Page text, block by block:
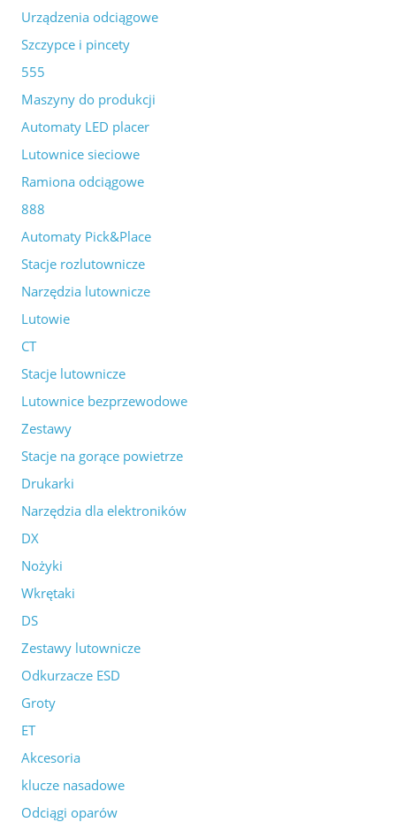
Urządzenia odciągowe
Szczypce i pincety
555
Maszyny do produkcji
Automaty LED placer
Lutownice sieciowe
Ramiona odciągowe
888
Automaty Pick&Place
Stacje rozlutownicze
Narzędzia lutownicze
Lutowie
CT
Stacje lutownicze
Lutownice bezprzewodowe
Zestawy
Stacje na gorące powietrze
Drukarki
Narzędzia dla elektroników
DX
Nożyki
Wkrętaki
DS
Zestawy lutownicze
Odkurzacze ESD
Groty
ET
Akcesoria
klucze nasadowe
Odciągi oparów